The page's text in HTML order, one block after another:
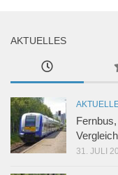
AKTUELLES
31. JULI